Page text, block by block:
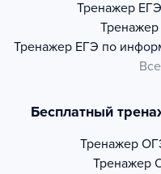
Тренажер
Тренажер
Тренажер ЕГЭ по
Бесплатный
Тренажер
Тренажер